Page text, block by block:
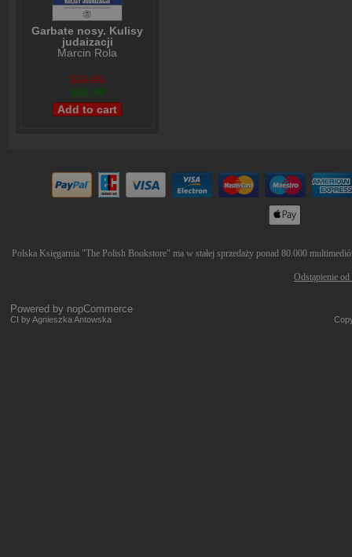
Garbate nosy. Kulisy
judaizacji
Marcin Rola
$26,99
$20,99
Polska Księgarnia "The Polish Bookstore" ma w stałej sprzedaży ponad 80.000
Odstąpienie
Powered by nopCommerce
CI by Agnieszka Antowska